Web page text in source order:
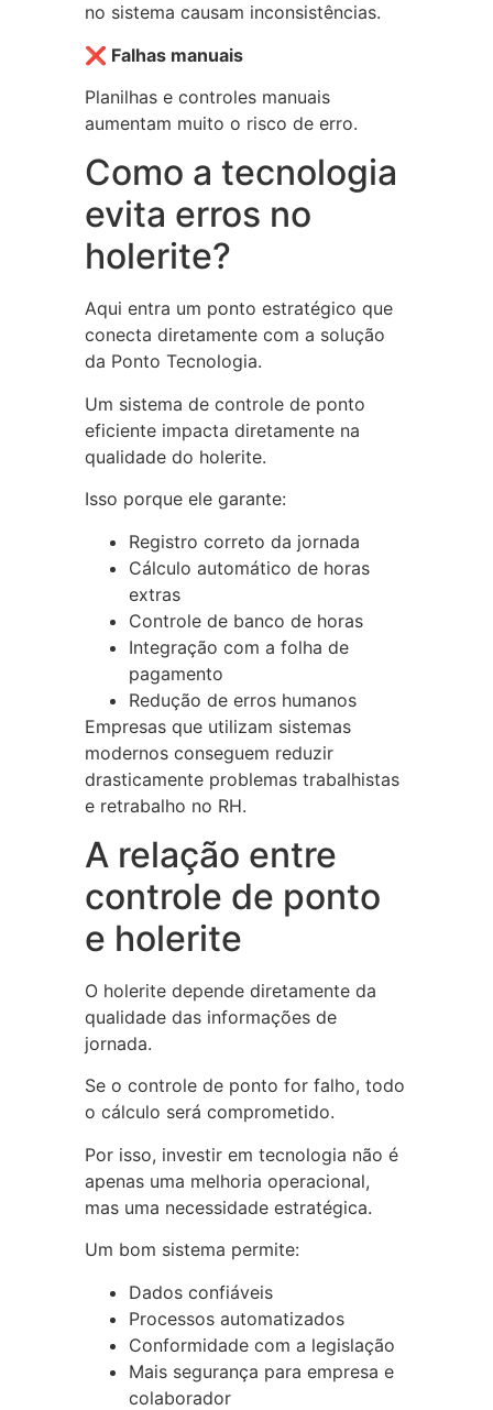
no sistema causam inconsistências.
❌ Falhas manuais
Planilhas e controles manuais
aumentam muito o risco de erro.
Como a tecnologia
evita erros no
holerite?
Aqui entra um ponto estratégico que
conecta diretamente com a solução
da Ponto Tecnologia.
Um sistema de controle de ponto
eficiente impacta diretamente na
qualidade do holerite.
Isso porque ele garante:
Registro correto da jornada
Cálculo automático de horas
extras
Controle de banco de horas
Integração com a folha de
pagamento
Redução de erros humanos
Empresas que utilizam sistemas
modernos conseguem reduzir
drasticamente problemas trabalhistas
e retrabalho no RH.
A relação entre
controle de ponto
e holerite
O holerite depende diretamente da
qualidade das informações de
jornada.
Se o controle de ponto for falho, todo
o cálculo será comprometido.
Por isso, investir em tecnologia não é
apenas uma melhoria operacional,
mas uma necessidade estratégica.
Um bom sistema permite:
Dados confiáveis
Processos automatizados
Conformidade com a legislação
Mais segurança para empresa e
colaborador